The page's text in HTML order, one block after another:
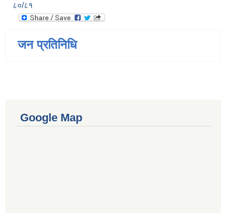
८०/८१
जन प्रतिनिधि
Google Map